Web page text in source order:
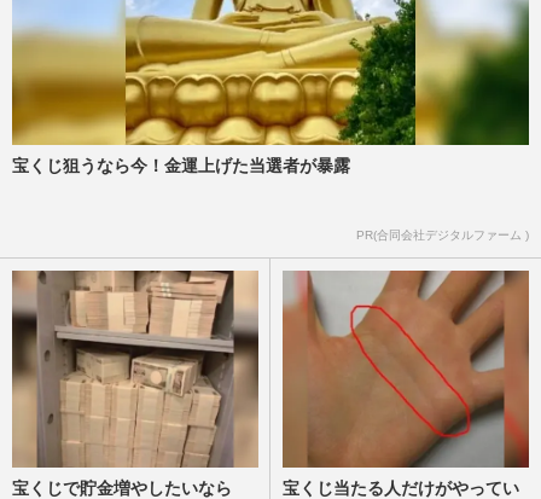
宝くじ狙うなら今！金運上げた当選者が暴露
PR(合同会社デジタルファーム )
宝くじで貯金増やしたいなら
宝くじ当たる人だけがやってい